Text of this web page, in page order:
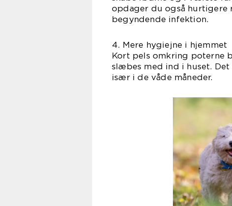
opdager du også
begyndende infektion.
4. Mere hygiejne i hjemmet
Kort pels omkring poterne
slæbes med ind i huset.
især i de våde måneder.